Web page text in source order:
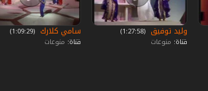
وليد توفيق ‏ (1:27:58)
قناة: منوعات
سامي كلارك ‏ (1:09:29)
قناة: منوعات